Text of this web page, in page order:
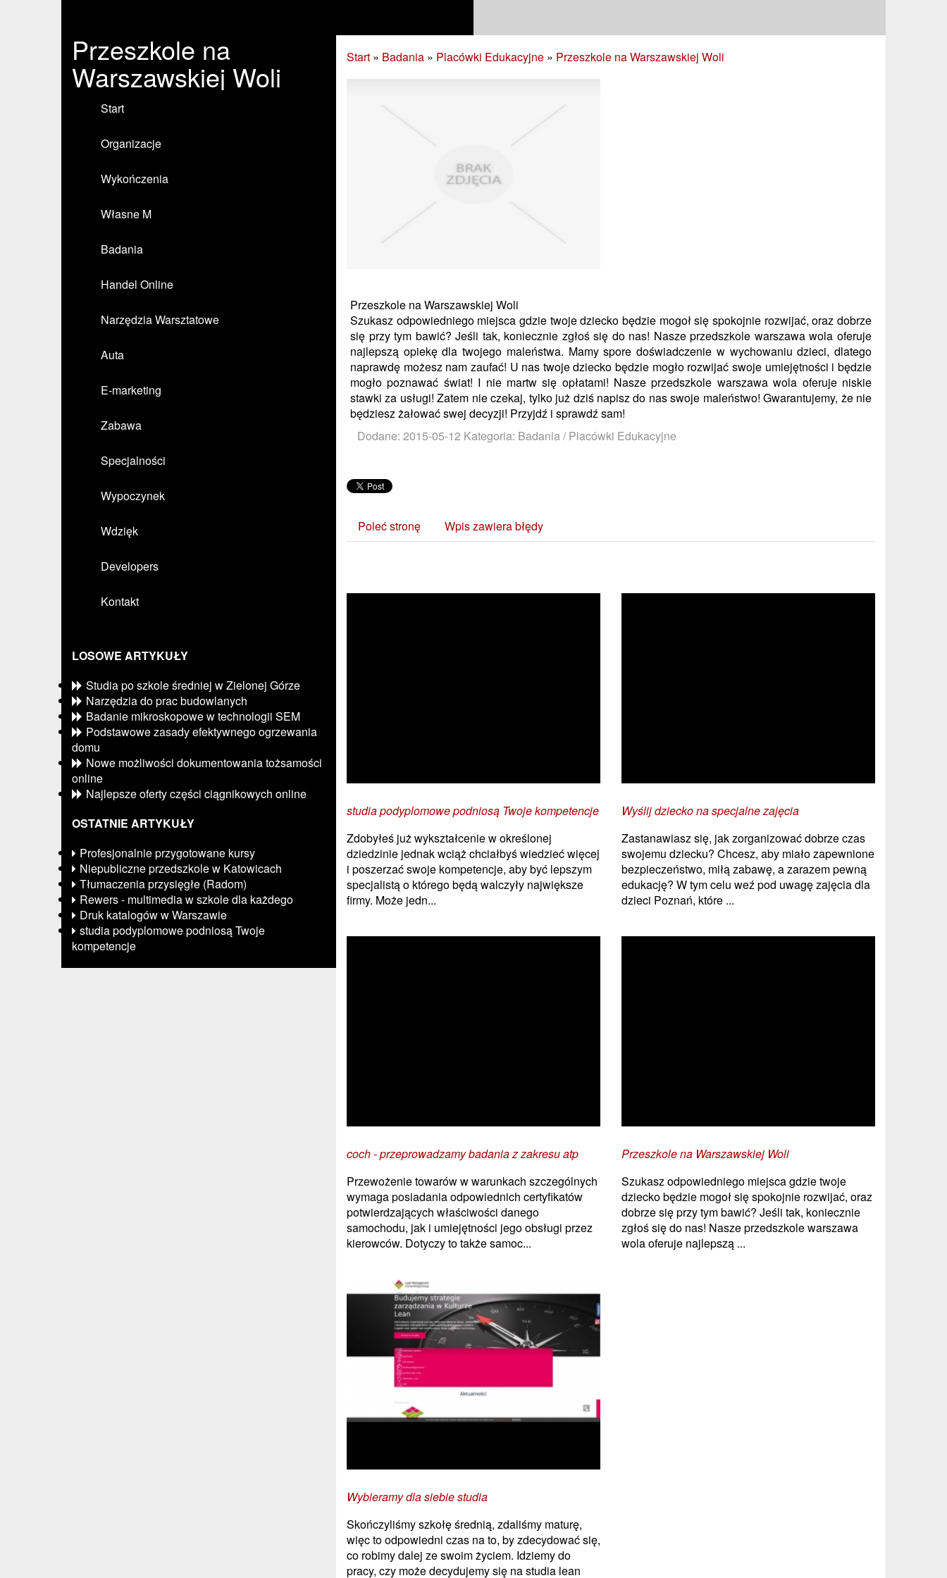
Przeszkole na
Warszawskiej Woli
Start
Organizacje
Wykończenia
Własne M
Badania
Handel Online
Narzędzia Warsztatowe
Auta
E-marketing
Zabawa
Specjalności
Wypoczynek
Wdzięk
Developers
Kontakt
LOSOWE ARTYKUŁY
Studia po szkole średniej w Zielonej Górze
Narzędzia do prac budowlanych
Badanie mikroskopowe w technologii SEM
Podstawowe zasady efektywnego ogrzewania
domu
Nowe możliwości dokumentowania tożsamości
online
Najlepsze oferty części ciągnikowych online
OSTATNIE ARTYKUŁY
Profesjonalnie przygotowane kursy
Niepubliczne przedszkole w Katowicach
Tłumaczenia przysięgłe (Radom)
Rewers - multimedia w szkole dla każdego
Druk katalogów w Warszawie
studia podyplomowe podniosą Twoje
kompetencje
Start » Badania » Placówki Edukacyjne » Przeszkole na Warszawskiej Woli
Przeszkole na Warszawskiej Woli
Szukasz odpowiedniego miejsca gdzie twoje dziecko będzie mogoł się spokojnie rozwijać, oraz dobrze
się przy tym bawić? Jeśli tak, koniecznie zgłoś się do nas! Nasze przedszkole warszawa wola oferuje
najlepszą opiekę dla twojego maleństwa. Mamy spore doświadczenie w wychowaniu dzieci, dlatego
naprawdę możesz nam zaufać! U nas twoje dziecko będzie mogło rozwijać swoje umiejętności i będzie
mogło poznawać świat! I nie martw się opłatami! Nasze przedszkole warszawa wola oferuje niskie
stawki za usługi! Zatem nie czekaj, tylko już dziś napisz do nas swoje maleństwo! Gwarantujemy, że nie
będziesz żałować swej decyzji! Przyjdź i sprawdź sam!
Dodane: 2015-05-12 Kategoria: Badania / Placówki Edukacyjne
Poleć stronę Wpis zawiera błędy
studia podyplomowe podniosą Twoje kompetencje
Zdobyłeś już wykształcenie w określonej
dziedzinie jednak wciąż chciałbyś wiedzieć więcej
i poszerzać swoje kompetencje, aby być lepszym
specjalistą o którego będą walczyły największe
firmy. Może jedn...
Wyślij dziecko na specjalne zajęcia
Zastanawiasz się, jak zorganizować dobrze czas
swojemu dziecku? Chcesz, aby miało zapewnione
bezpieczeństwo, miłą zabawę, a zarazem pewną
edukację? W tym celu weź pod uwagę zajęcia dla
dzieci Poznań, które ...
coch - przeprowadzamy badania z zakresu atp
Przewożenie towarów w warunkach szczególnych
wymaga posiadania odpowiednich certyfikatów
potwierdzających właściwości danego
samochodu, jak i umiejętności jego obsługi przez
kierowców. Dotyczy to także samoc...
Przeszkole na Warszawskiej Woli
Szukasz odpowiedniego miejsca gdzie twoje
dziecko będzie mogoł się spokojnie rozwijać, oraz
dobrze się przy tym bawić? Jeśli tak, koniecznie
zgłoś się do nas! Nasze przedszkole warszawa
wola oferuje najlepszą ...
Wybieramy dla siebie studia
Skończyliśmy szkołę średnią, zdaliśmy maturę,
więc to odpowiedni czas na to, by zdecydować się,
co robimy dalej ze swoim życiem. Idziemy do
pracy, czy może decydujemy się na studia lean